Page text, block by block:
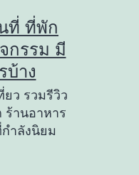
ที่ ที่พัก
กรรม มี
บ้าง
ว รวมรีวิว
ร้านอาหาร
ำลังนิยม